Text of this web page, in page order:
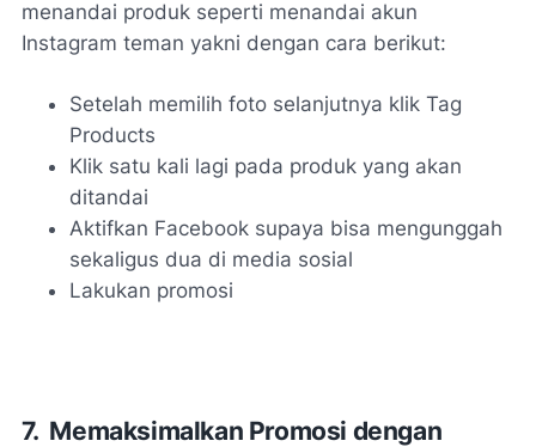
menandai produk seperti menandai akun
Instagram teman yakni dengan cara berikut:
Setelah memilih foto selanjutnya klik Tag
Products
Klik satu kali lagi pada produk yang akan
ditandai
Aktifkan Facebook supaya bisa mengunggah
sekaligus dua di media sosial
Lakukan promosi
7. Memaksimalkan Promosi dengan